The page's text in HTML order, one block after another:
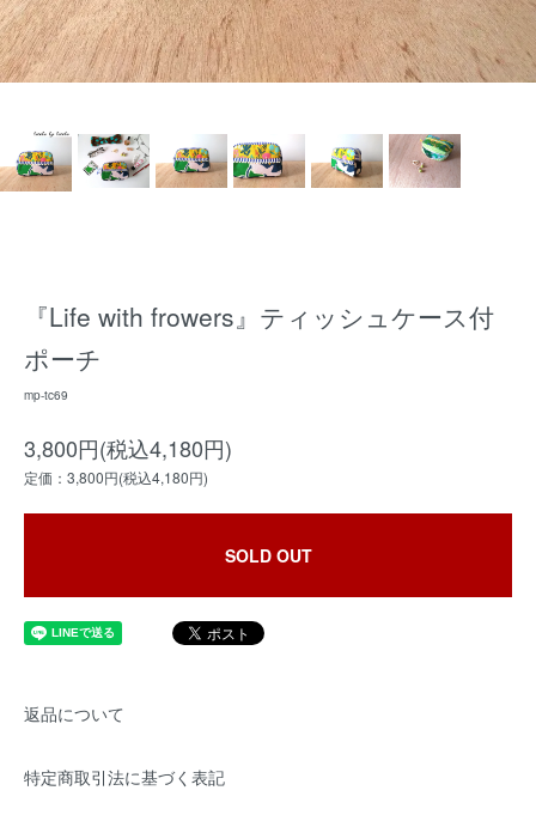
『Life with frowers』ティッシュケース付
ポーチ
mp-tc69
3,800円(税込4,180円)
定価：3,800円(税込4,180円)
SOLD OUT
返品について
特定商取引法に基づく表記